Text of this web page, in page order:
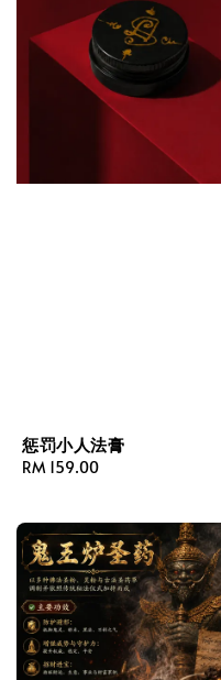
惩罚小人法膏
Regular
RM 159.00